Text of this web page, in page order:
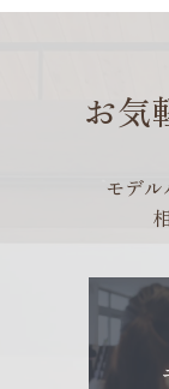
お気
モデル